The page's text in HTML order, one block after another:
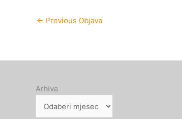
← Previous Objava
Arhiva